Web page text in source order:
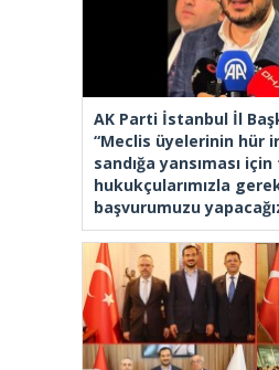
AK Parti İstanbul İl
“Meclis üyelerinin hür
sandığa yansıması
hukukçularımızla
başvurumuzu